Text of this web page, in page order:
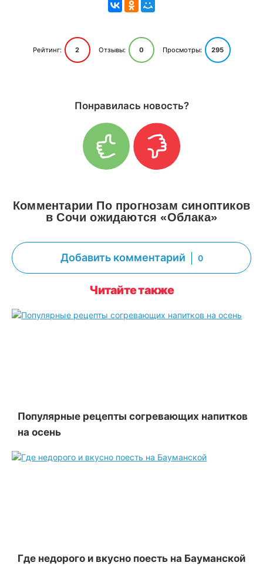
Рейтинг: 2 Отзывы: 0 Просмотры: 295
Понравилась новость?
Комментарии По прогнозам синоптиков
в Сочи ожидаются «Облака»
Добавить комментарий 0
Читайте также
Популярные рецепты согревающих напитков
на осень
Где недорого и вкусно поесть на Бауманской